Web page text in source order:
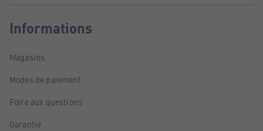
Informations
Magasins
Modes de paiement
Foire aux questions
Garantie